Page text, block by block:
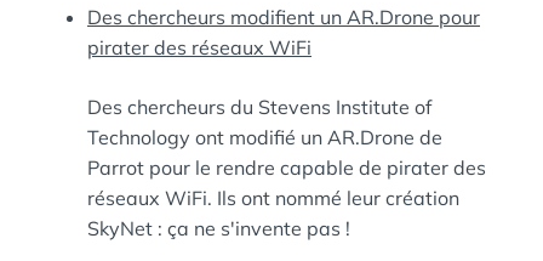
Des chercheurs modifient un AR.Drone pour
pirater des réseaux WiFi
Des chercheurs du Stevens Institute of
Technology ont modifié un AR.Drone de
Parrot pour le rendre capable de pirater des
réseaux WiFi. Ils ont nommé leur création
SkyNet : ça ne s'invente pas !